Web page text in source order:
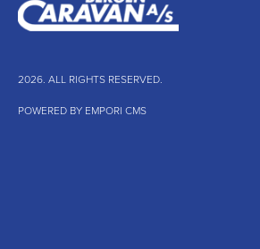
2026. ALL RIGHTS RESERVED.
POWERED BY EMPORI CMS